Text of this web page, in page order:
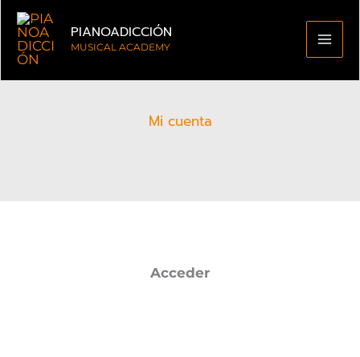
contenido PIANOADICCIÓN
MUSICAL ACADEMY
Mi cuenta
Acceder